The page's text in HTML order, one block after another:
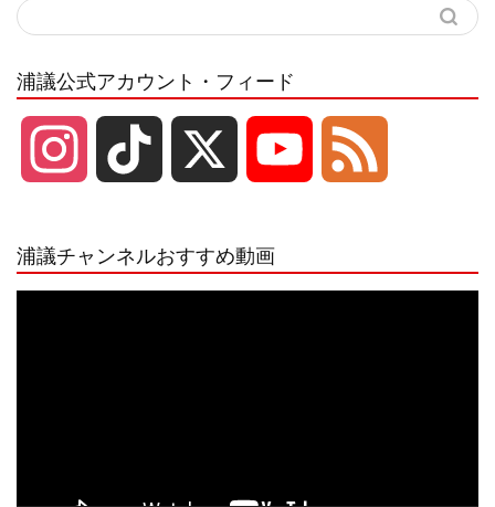
浦議公式アカウント・フィード
浦議チャンネルおすすめ動画